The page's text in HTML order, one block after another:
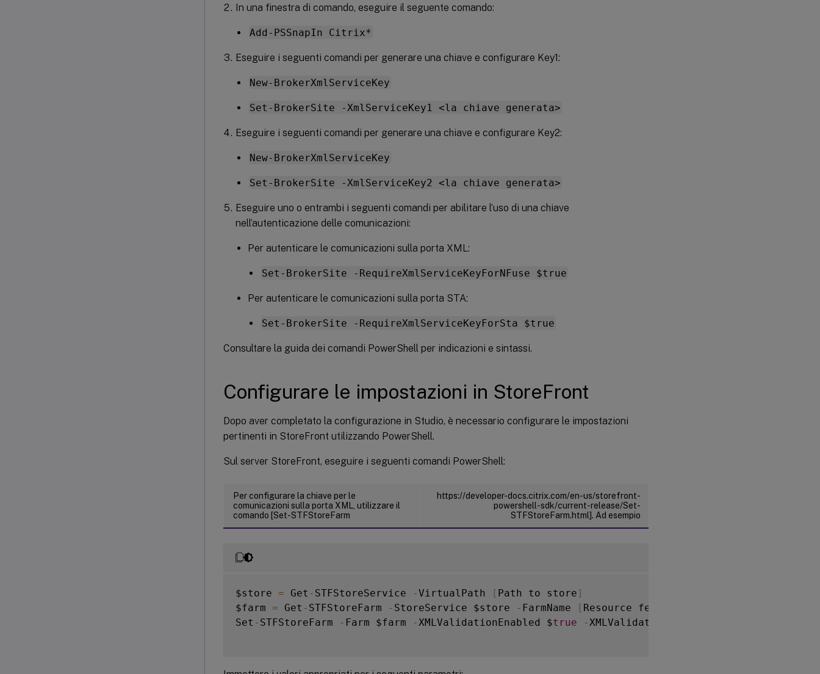
In una finestra di comando, eseguire il seguente comando:
Add-PSSnapIn Citrix*
Eseguire i seguenti comandi per generare una chiave e configurare Key1:
New-BrokerXmlServiceKey
Set-BrokerSite -XmlServiceKey1 <la chiave generata>
Eseguire i seguenti comandi per generare una chiave e configurare Key2:
New-BrokerXmlServiceKey
Set-BrokerSite -XmlServiceKey2 <la chiave generata>
Eseguire uno o entrambi i seguenti comandi per abilitare l’uso di una chiave
nell’autenticazione delle comunicazioni:
Per autenticare le comunicazioni sulla porta XML:
Set-BrokerSite -RequireXmlServiceKeyForNFuse $true
Per autenticare le comunicazioni sulla porta STA:
Set-BrokerSite -RequireXmlServiceKeyForSta $true
Consultare la guida dei comandi PowerShell per indicazioni e sintassi.
Configurare le impostazioni in StoreFront
Dopo aver completato la configurazione in Studio, è necessario configurare le impostazioni
pertinenti in StoreFront utilizzando PowerShell.
Sul server StoreFront, eseguire i seguenti comandi PowerShell:
Per configurare la chiave per le
comunicazioni sulla porta XML, utilizzare il
comando [Set-STFStoreFarm
https://developer-docs.citrix.com/en-us/storefront-
powershell-sdk/current-release/Set-
STFStoreFarm.html]. Ad esempio
$store = Get - STFStoreService -VirtualPath [ Path to store ]
$farm = Get - STFStoreFarm - StoreService $store - FarmName [ Resource feed name
Set - STFStoreFarm - Farm $farm - XMLValidationEnabled $true - XMLValidationSecret